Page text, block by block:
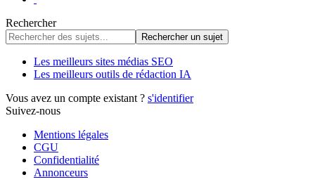
Rechercher
Les meilleurs sites médias SEO
Les meilleurs outils de rédaction IA
Vous avez un compte existant ? s'identifier
Suivez-nous
Mentions légales
CGU
Confidentialité
Annonceurs